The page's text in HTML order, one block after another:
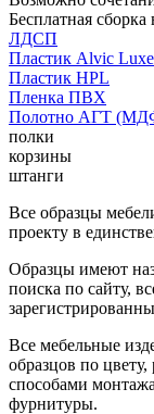
Бесплатная
ЛДСП
Пластик Alvic Luxe
Пластик HPL
Пленка ПВХ
Полотно АГТ
полки
корзины
штанги
Все образцы
проекту в
Образцы имеют
поиска по сайту,
Все мебельные
образцов по
способами
фурнитуры.